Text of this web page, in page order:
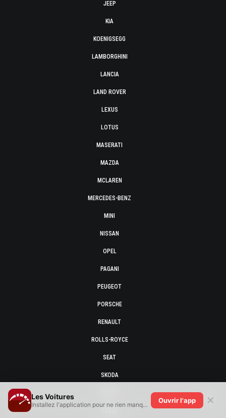
JEEP
KIA
KOENIGSEGG
LAMBORGHINI
LANCIA
LAND ROVER
LEXUS
LOTUS
MASERATI
MAZDA
MCLAREN
MERCEDES-BENZ
MINI
NISSAN
OPEL
PAGANI
PEUGEOT
PORSCHE
RENAULT
ROLLS-ROYCE
SEAT
SKODA
Les Voitures
Installez l'application pour ne rien manquer !
Ouvrir l'app ✕